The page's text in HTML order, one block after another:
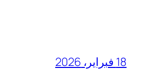
18 فبراير، 2026